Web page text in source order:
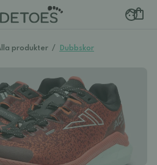
produkter / Dubbskor